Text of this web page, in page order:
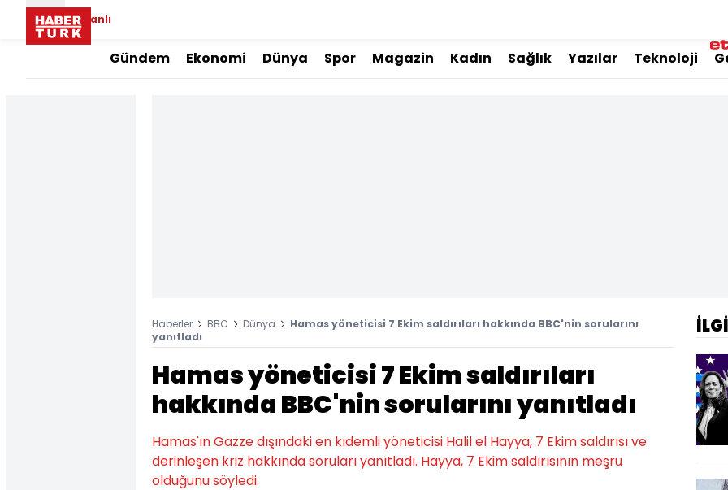
Canlı
Gündem Ekonomi Dünya Spor Magazin Kadın Sağlık Yazılar Teknoloji
Haberler BBC Dünya
Hamas yöneticisi 7 Ekim saldırıları hakkında BBC'nin sorularını
yanıtladı
Hamas yöneticisi 7 Ekim saldırıları
hakkında BBC'nin sorularını yanıtladı
Hamas'ın Gazze dışındaki en kıdemli yöneticisi Halil el Hayya, 7 Ekim saldırısı ve
derinleşen kriz hakkında soruları yanıtladı. Hayya, 7 Ekim saldırısının meşru
olduğunu söyledi.